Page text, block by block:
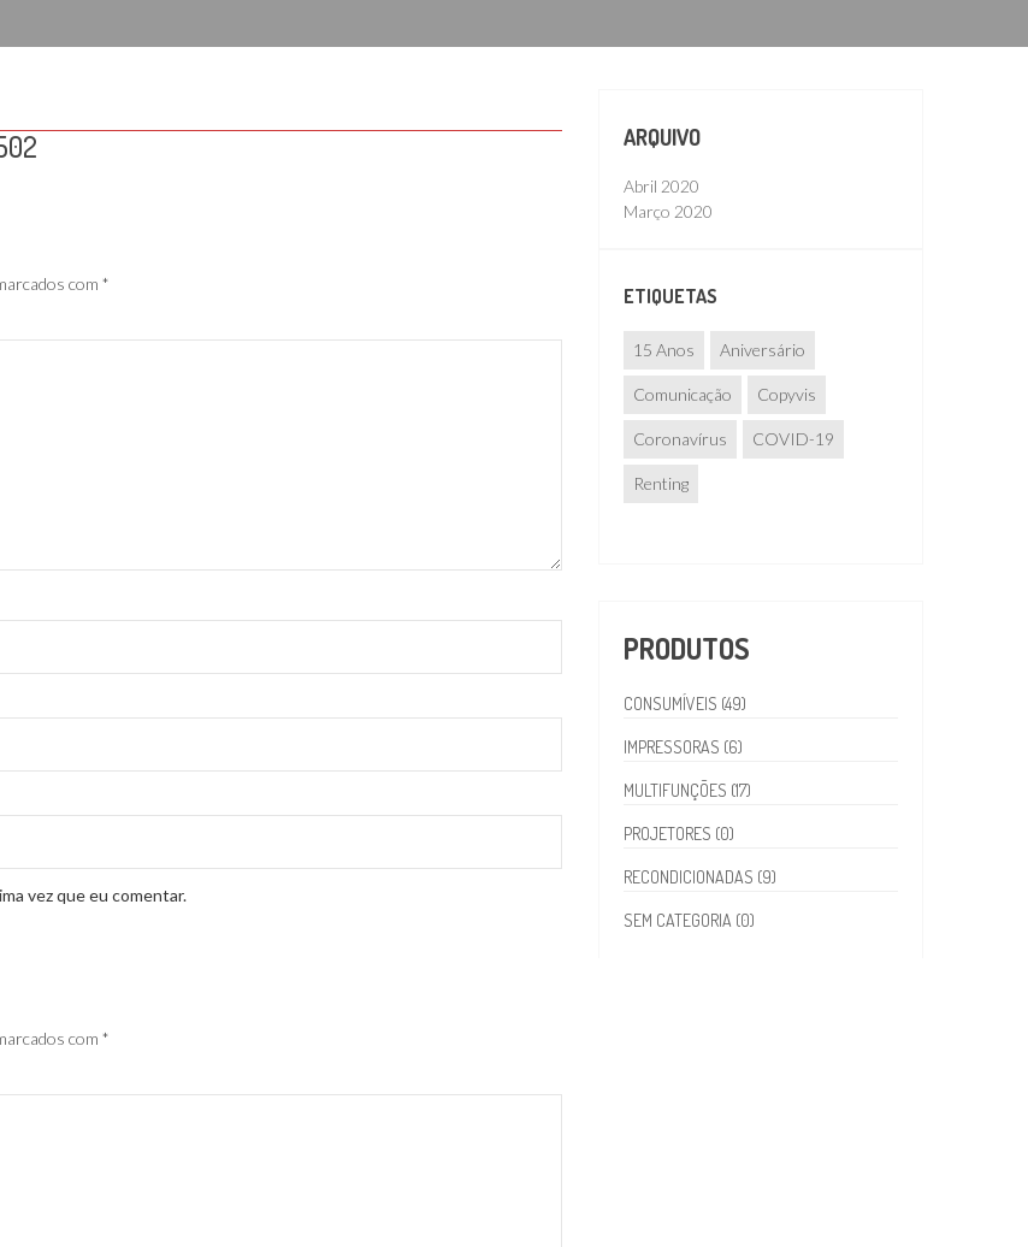
com *
vez que eu comentar.
com *
ARQUIVO
Abril 2020
Março 2020
ETIQUETAS
15 Anos Aniversário
Comunicação Copyvis
Coronavírus COVID-19
Renting
PRODUTOS
CONSUMÍVEIS (49)
IMPRESSORAS (6)
MULTIFUNÇÕES (17)
PROJETORES (0)
RECONDICIONADAS (9)
SEM CATEGORIA (0)